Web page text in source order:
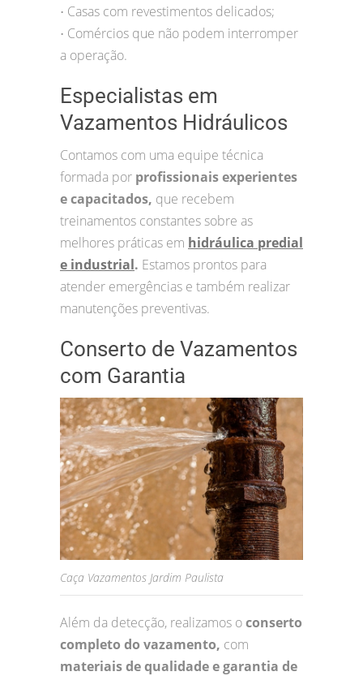
• Casas com revestimentos delicados;
• Comércios que não podem interromper
a operação.
Especialistas em
Vazamentos Hidráulicos
Contamos com uma equipe técnica
formada por profissionais experientes
e capacitados, que recebem
treinamentos constantes sobre as
melhores práticas em hidráulica predial
e industrial. Estamos prontos para
atender emergências e também realizar
manutenções preventivas.
Conserto de Vazamentos
com Garantia
Caça Vazamentos Jardim Paulista
Além da detecção, realizamos oconserto
completo do vazamento, com
materiais de qualidade e garantia de